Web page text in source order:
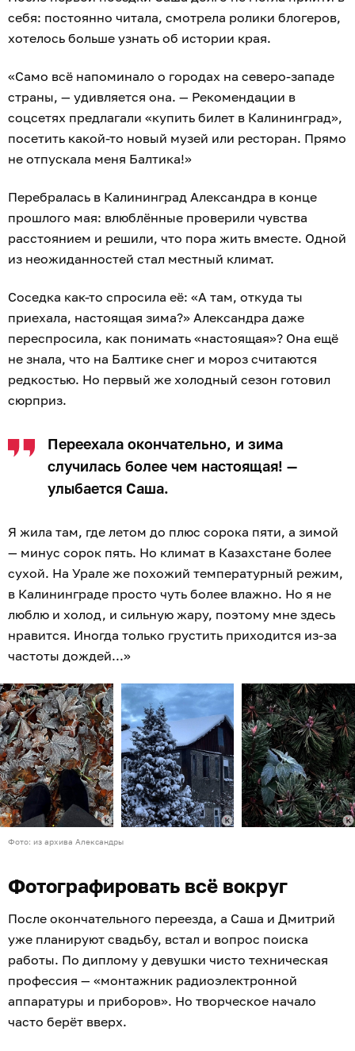
себя: постоянно читала, смотрела ролики блогеров,
хотелось больше узнать об истории края.
«Само всё напоминало о городах на северо-западе
страны, — удивляется она. — Рекомендации в
соцсетях предлагали «купить билет в Калининград»,
посетить какой-то новый музей или ресторан. Прямо
не отпускала меня Балтика!»
Перебралась в Калининград Александра в конце
прошлого мая: влюблённые проверили чувства
расстоянием и решили, что пора жить вместе. Одной
из неожиданностей стал местный климат.
Соседка как-то спросила её: «А там, откуда ты
приехала, настоящая зима?» Александра даже
переспросила, как понимать «настоящая»? Она ещё
не знала, что на Балтике снег и мороз считаются
редкостью. Но первый же холодный сезон готовил
сюрприз.
Переехала окончательно, и зима
случилась более чем настоящая! —
улыбается Саша.
Я жила там, где летом до плюс сорока пяти, а зимой
— минус сорок пять. Но климат в Казахстане более
сухой. На Урале же похожий температурный режим,
в Калининграде просто чуть более влажно. Но я не
люблю и холод, и сильную жару, поэтому мне здесь
нравится. Иногда только грустить приходится из-за
частоты дождей...»
Фото: из архива Александры
Фотографировать всё вокруг
После окончательного переезда, а Саша и Дмитрий
уже планируют свадьбу, встал и вопрос поиска
работы. По диплому у девушки чисто техническая
профессия — «монтажник радиоэлектронной
аппаратуры и приборов». Но творческое начало
часто берёт вверх.